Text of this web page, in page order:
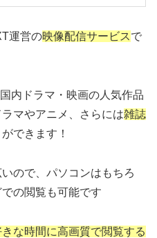
運営の映像配信サービスで
内ドラマ・映画の人気作品
マやアニメ、さらには雑誌
できます！
ので、パソコンはもちろ
の閲覧も可能です
な時間に高画質で閲覧する